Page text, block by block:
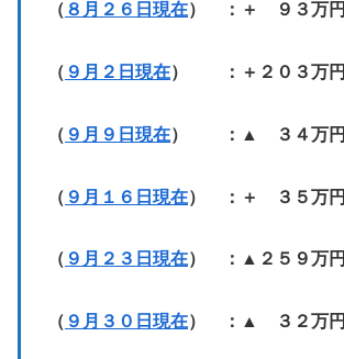
（ ８月２６日現在） ：＋ ９３万円
（ ９月２日現在） ：＋２０３万円
（ ９月９日現在） ：▲ ３４万円
（ ９月１６日現在） ：＋ ３５万円
（ ９月２３日現在） ：▲２５９万円
（ ９月３０日現在） ：▲ ３２万円